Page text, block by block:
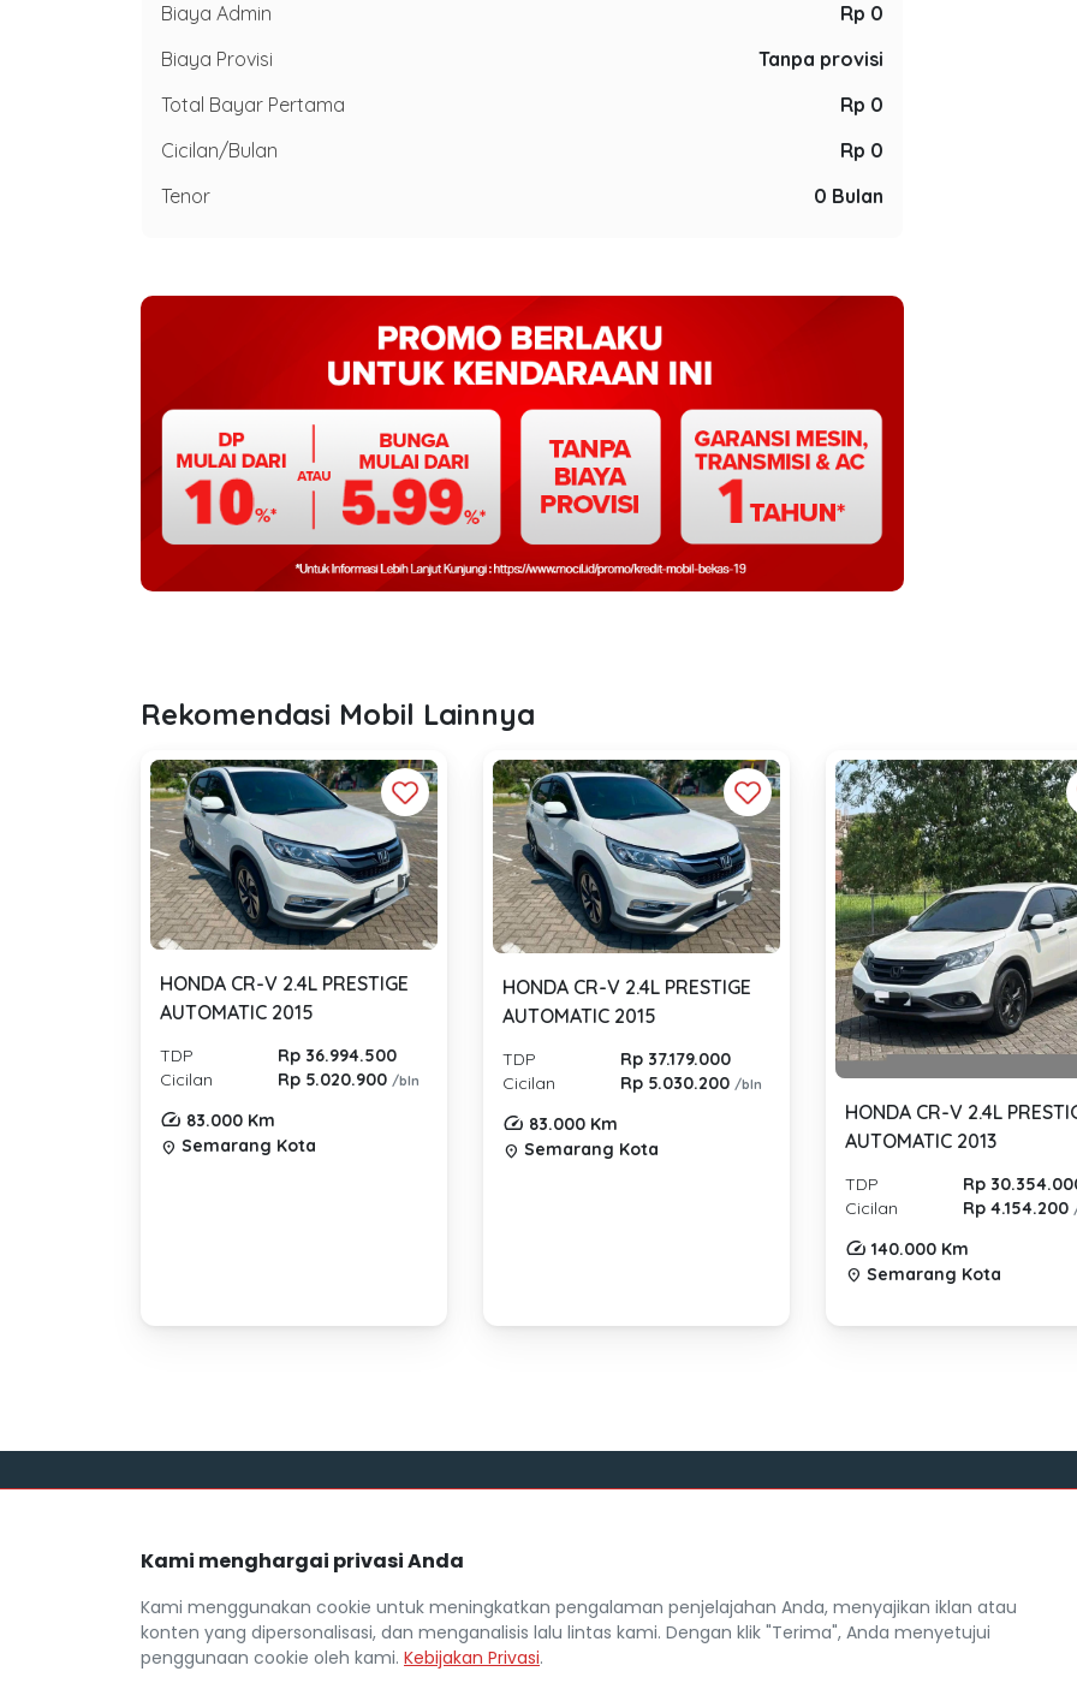
Biaya Admin
Rp 0
Biaya Provisi
Tanpa provisi
Total Bayar Pertama
Rp 0
Cicilan/Bulan
Rp 0
Tenor
0 Bulan
Rekomendasi Mobil Lainnya
HONDA CR-V 2.4L PRESTIGE
AUTOMATIC 2015
TDP
Rp 36.994.500
Cicilan
Rp 5.020.900/bln
83.000 Km
location_on Semarang Kota
HONDA CR-V 2.4L PRESTIGE
AUTOMATIC 2015
TDP
Rp 37.179.000
Cicilan
Rp 5.030.200/bln
83.000 Km
location_on Semarang Kota
HONDA CR-V 2.4L
AUTOMATIC 2013
TDP
Rp
Cicilan
Rp 4.154.200
140.000 Km
location_on Semarang Kota
FAQ
Hak Cipta
Kebijakan Privasi
Mocil.id by DSF dikembangkan sebagai
selama ini kesulitan dalam mencari
mobil bekas secara kredit.
Kami menghargai privasi Anda
Kami menggunakan cookie untuk meningkatkan pengalaman penjelajahan Anda, menyajikan iklan atau
konten yang dipersonalisasi, dan menganalisis lalu lintas kami. Dengan klik "Terima", Anda menyetujui
penggunaan cookie oleh kami. Kebijakan Privasi.